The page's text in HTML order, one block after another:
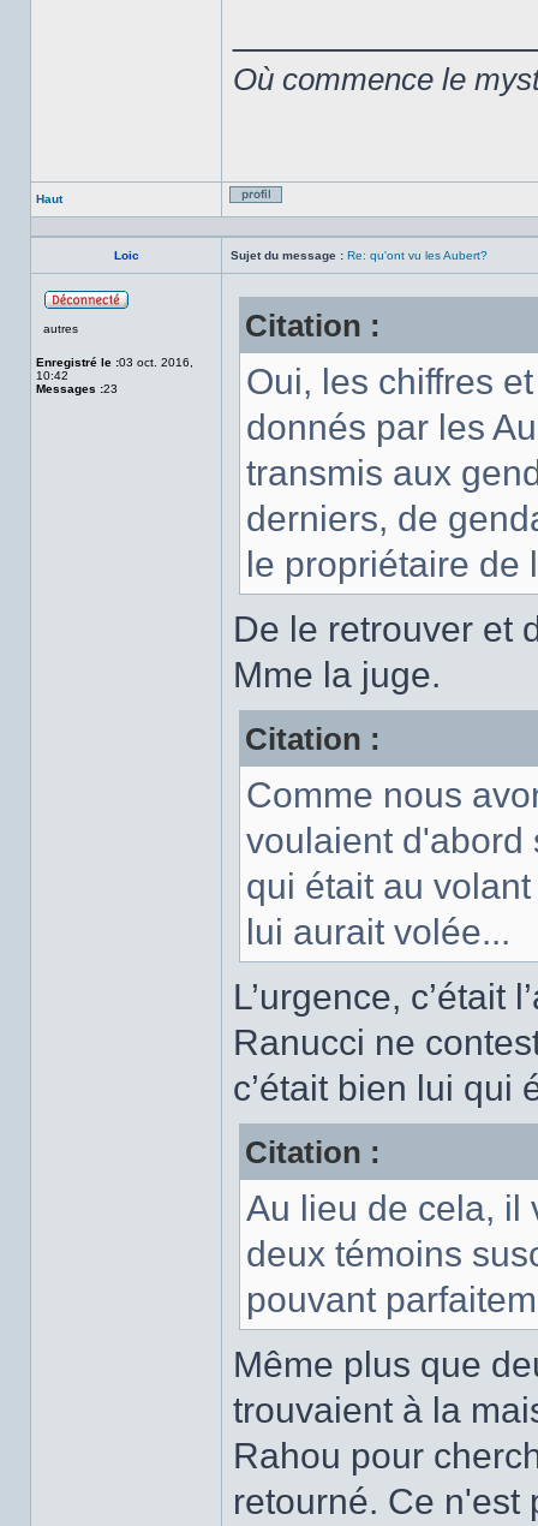
Où commence le
Haut
Profil
Loic Sujet du message : Re: qu'ont vu les Aubert?
autres
Enregistré le :03 oct. 2016,
10:42
Messages :23
Citation :
Oui, les chiffres
donnés par les
transmis aux
derniers, de
le propriétaire de
De le retrouver et
Mme la juge.
Citation :
Comme nous
voulaient d'abord
qui était au
lui aurait volée...
L’urgence, c’était
Ranucci ne
c’était bien lui qui
Citation :
Au lieu de cela, il
deux témoins
pouvant
Même plus que
trouvaient à la
Rahou pour
retourné. Ce n'est